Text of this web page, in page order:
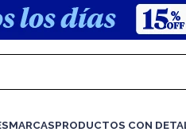
MARCASPRODUCTOS CON